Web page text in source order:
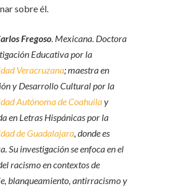
sobre él.
Fregoso. Mexicana. Doctora
Educativa por la
Veracruzana; maestra en
y Desarrollo Cultural por la
Autónoma de Coahuilay
en Letras Hispánicas por la
de Guadalajara, donde es
Su investigación se enfoca en el
racismo en contextos de
blanqueamiento, antirracismo y